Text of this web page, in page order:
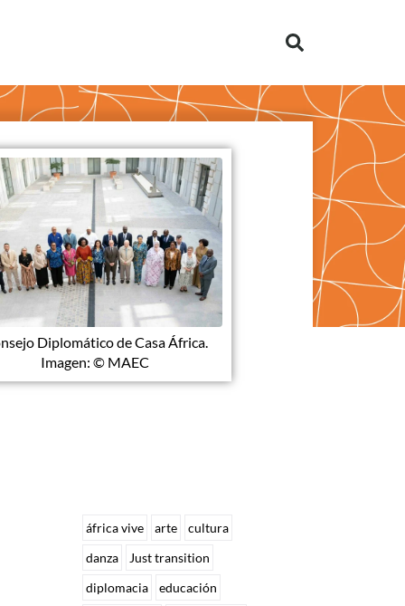
Diplomático de Casa África.
Imagen: © MAEC
áfrica vive arte
cultura
danza
Just transition
diplomacia
educación